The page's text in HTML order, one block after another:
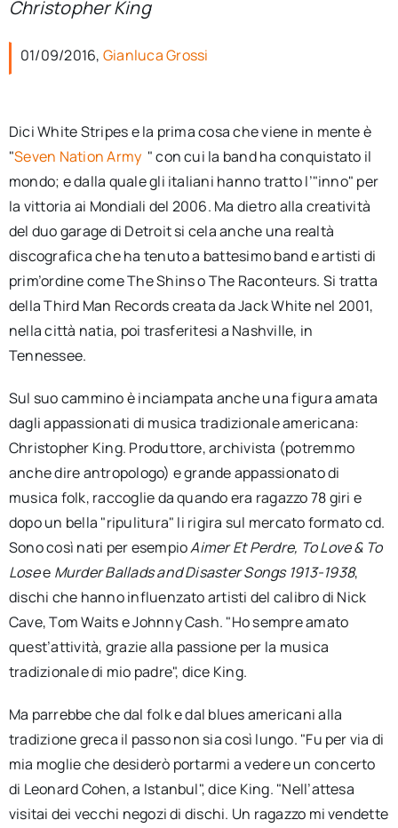
per:
Ita
Christopher King
01/09/2016, Gianluca Grossi
Dici White Stripes e la prima cosa che viene in mente è
"Seven Nation Army " con cui la band ha conquistato il
mondo; e dalla quale gli italiani hanno tratto l’"inno" per
la vittoria ai Mondiali del 2006. Ma dietro alla creatività
del duo garage di Detroit si cela anche una realtà
discografica che ha tenuto a battesimo band e artisti di
prim’ordine come The Shins o The Raconteurs. Si tratta
della Third Man Records creata da Jack White nel 2001,
nella città natia, poi trasferitesi a Nashville, in
Tennessee.
Sul suo cammino è inciampata anche una figura amata
dagli appassionati di musica tradizionale americana:
Christopher King. Produttore, archivista (potremmo
anche dire antropologo) e grande appassionato di
musica folk, raccoglie da quando era ragazzo 78 giri e
dopo un bella "ripulitura" li rigira sul mercato formato cd.
Sono così nati per esempioAimer Et Perdre, To Love & To
Losee Murder Ballads and Disaster Songs 1913-1938,
dischi che hanno influenzato artisti del calibro di Nick
Cave, Tom Waits e Johnny Cash. "Ho sempre amato
quest’attività, grazie alla passione per la musica
tradizionale di mio padre", dice King.
Ma parrebbe che dal folk e dal blues americani alla
tradizione greca il passo non sia così lungo. "Fu per via di
mia moglie che desiderò portarmi a vedere un concerto
di Leonard Cohen, a Istanbul", dice King. "Nell’attesa
visitai dei vecchi negozi di dischi. Un ragazzo mi vendette